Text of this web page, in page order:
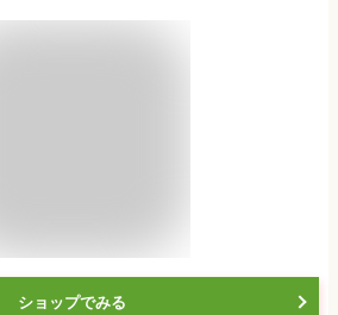
ショップでみる